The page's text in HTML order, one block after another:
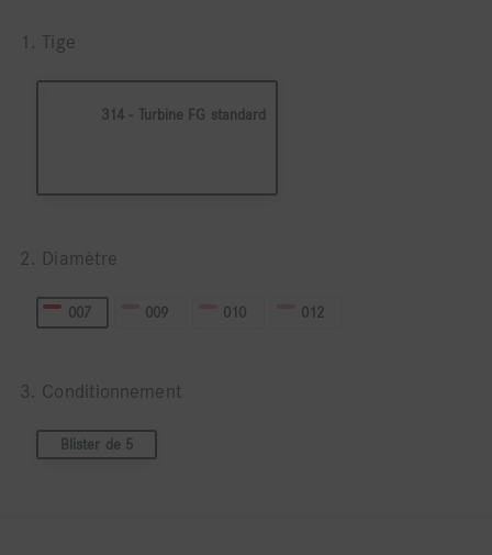
1. Tige
314 - Turbine FG standard
2. Diamètre
007 009 010 012
3. Conditionnement
Blister de 5